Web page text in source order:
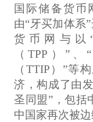
国际储备货币
由“牙买加体系
货币网与以
（TPP）”、
（TTIP）”等
济，构成了由
圣同盟”，包括
中国家再次被边